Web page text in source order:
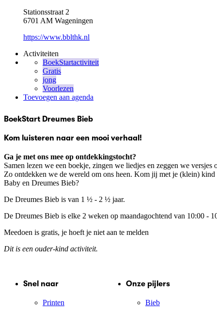
Stationsstraat 2
6701 AM Wageningen
https://www.bblthk.nl
Activiteiten
BoekStartactiviteit
Gratis
jong
Voorlezen
Toevoegen aan agenda
BoekStart Dreumes Bieb
Kom luisteren naar een mooi verhaal!
Ga je met ons mee op ontdekkingstocht?
Samen lezen we een boekje, zingen we liedjes en zeggen we versjes
Zo ontdekken we de wereld om ons heen. Kom jij met je (klein) kind
Baby en Dreumes Bieb?
De Dreumes Bieb is van 1 ½ - 2 ½ jaar.
De Dreumes Bieb is elke 2 weken op maandagochtend van 10:00 -
Meedoen is gratis, je hoeft je niet aan te melden
Dit is een ouder-kind activiteit.
Snel naar
Printen
Onze pijlers
Bieb